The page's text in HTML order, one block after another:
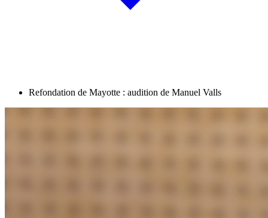
Refondation de Mayotte : audition de Manuel Valls